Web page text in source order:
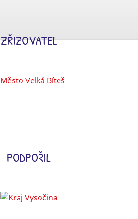
ZŘIZOVATEL
PODPOŘIL